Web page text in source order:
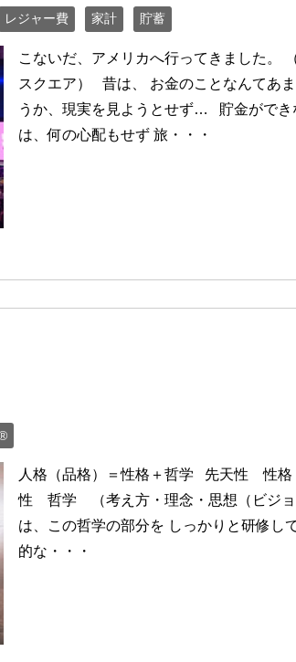
レジャー費 家計 貯蓄
こないだ、アメリカへ行ってきました。
スクエア） 昔は、 お金のことなんてあ
うか、現実を見ようとせず… 貯金ができ
は、何の心配もせず 旅・・・
人格（品格）＝性格＋哲学 先天性 性
性 哲学 （考え方・理念・思想（ビジ
は、この哲学の部分を しっかりと研修
的な・・・